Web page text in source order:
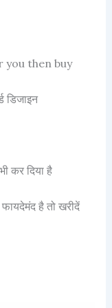
you then buy
डिजाइन
कर दिया है
है तो खरीदें